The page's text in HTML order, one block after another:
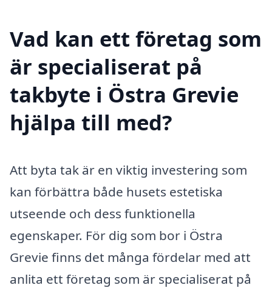
Vad kan ett företag som
är specialiserat på
takbyte i Östra Grevie
hjälpa till med?
Att byta tak är en viktig investering som
kan förbättra både husets estetiska
utseende och dess funktionella
egenskaper. För dig som bor i Östra
Grevie finns det många fördelar med att
anlita ett företag som är specialiserat på